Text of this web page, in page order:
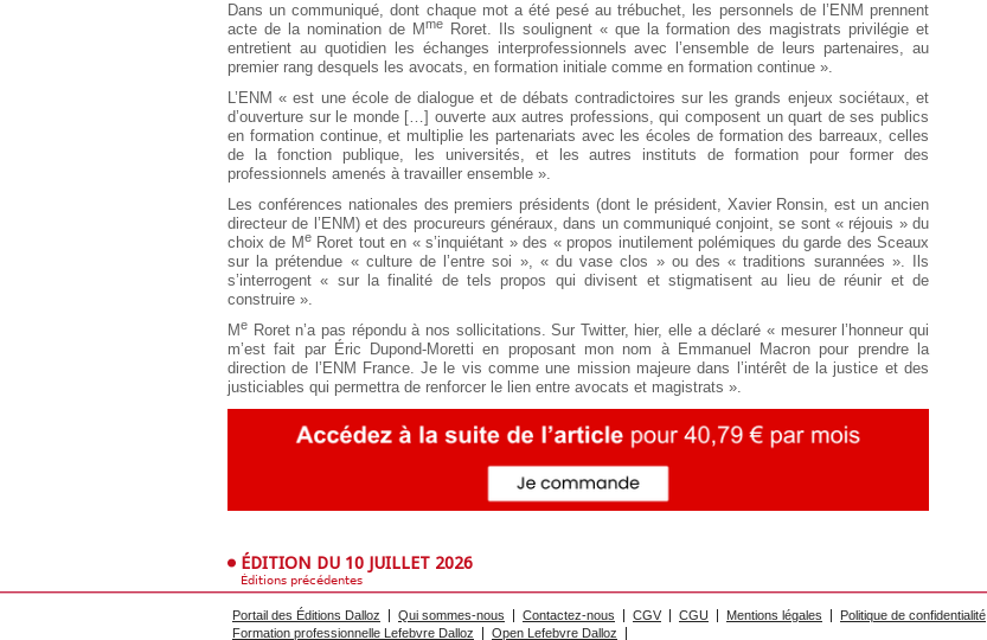
Dans un communiqué, dont chaque mot a été pesé au trébuchet, les personnels de l’ENM prennent
acte de la nomination de Mme
Roret. Ils soulignent « que la formation des magistrats privilégie et
entretient au quotidien les échanges interprofessionnels avec l’ensemble de leurs partenaires, au
premier rang desquels les avocats, en formation initiale comme en formation continue ».
L’ENM « est une école de dialogue et de débats contradictoires sur les grands enjeux sociétaux, et
d’ouverture sur le monde […] ouverte aux autres professions, qui composent un quart de ses publics
en formation continue, et multiplie les partenariats avec les écoles de formation des barreaux, celles
de la fonction publique, les universités, et les autres instituts de formation pour former des
professionnels amenés à travailler ensemble ».
Les conférences nationales des premiers présidents (dont le président, Xavier Ronsin, est un ancien
directeur de l’ENM) et des procureurs généraux, dans un communiqué conjoint, se sont « réjouis » du
choix de MeRoret tout en « s’inquiétant » des « propos inutilement polémiques du garde des Sceaux
sur la prétendue « culture de l’entre soi », « du vase clos » ou des « traditions surannées ». Ils
s’interrogent « sur la finalité de tels propos qui divisent et stigmatisent au lieu de réunir et de
construire ».
Me Roret n’a pas répondu à nos sollicitations. Sur Twitter, hier, elle a déclaré « mesurer l’honneur qui
m’est fait par Éric Dupond-Moretti en proposant mon nom à Emmanuel Macron pour prendre la
direction de l’ENM France. Je le vis comme une mission majeure dans l’intérêt de la justice et des
justiciables qui permettra de renforcer le lien entre avocats et magistrats ».
ÉDITION DU 10 JUILLET 2026
Éditions précédentes
Portail des Éditions Dalloz Qui sommes-nous Contactez-nous CGV CGU Mentions légales Politique de confidentialité
Formation professionnelle Lefebvre Dalloz
Open Lefebvre Dalloz